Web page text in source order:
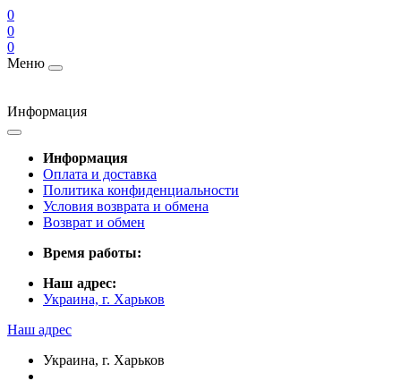
0
0
0
Меню
Информация
Информация
Оплата и доставка
Политика конфиденциальности
Условия возврата и обмена
Возврат и обмен
Время работы:
Наш адрес:
Украина, г. Харьков
Наш адрес
Украина, г. Харьков